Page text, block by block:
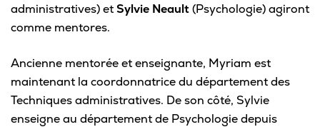
Notre collège
Stages et emplois pour étudiants
Communications
administratives) etSylvie Neault(Psychologie) agiront
comme mentores.
Ancienne mentorée et enseignante, Myriam est
maintenant la coordonnatrice du département des
Techniques administratives. De son côté, Sylvie
enseigne au département de Psychologie depuis